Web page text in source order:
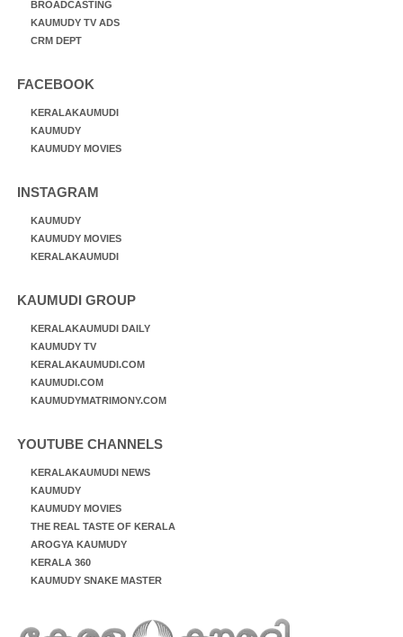
BROADCASTING
KAUMUDY TV ADS
CRM DEPT
FACEBOOK
KERALAKAUMUDI
KAUMUDY
KAUMUDY MOVIES
INSTAGRAM
KAUMUDY
KAUMUDY MOVIES
KERALAKAUMUDI
KAUMUDI GROUP
KERALAKAUMUDI DAILY
KAUMUDY TV
KERALAKAUMUDI.COM
KAUMUDI.COM
KAUMUDYMATRIMONY.COM
YOUTUBE CHANNELS
KERALAKAUMUDI NEWS
KAUMUDY
KAUMUDY MOVIES
THE REAL TASTE OF KERALA
AROGYA KAUMUDY
KERALA 360
KAUMUDY SNAKE MASTER